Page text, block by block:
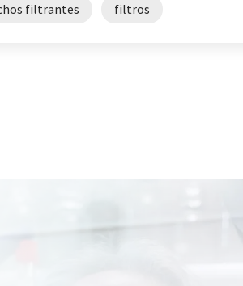
filtrantes filtros